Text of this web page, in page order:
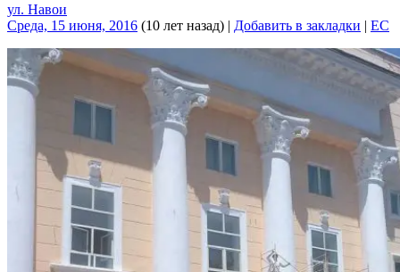
ул. Навои
Среда, 15 июня, 2016 (10 лет назад) | Добавить в закладки | EC